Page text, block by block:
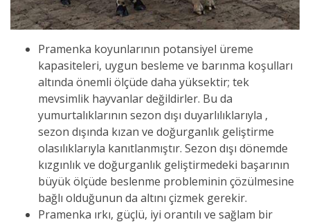
Pramenka koyunlarının potansiyel üreme
kapasiteleri, uygun besleme ve barınma koşulları
altında önemli ölçüde daha yüksektir; tek
mevsimlik hayvanlar değildirler. Bu da
yumurtalıklarının sezon dışı duyarlılıklarıyla ,
sezon dışında kızan ve doğurganlık geliştirme
olasılıklarıyla kanıtlanmıştır. Sezon dışı dönemde
kızgınlık ve doğurganlık geliştirmedeki başarının
büyük ölçüde beslenme probleminin çözülmesine
bağlı olduğunun da altını çizmek gerekir.
Pramenka ırkı, güçlü, iyi orantılı ve sağlam bir